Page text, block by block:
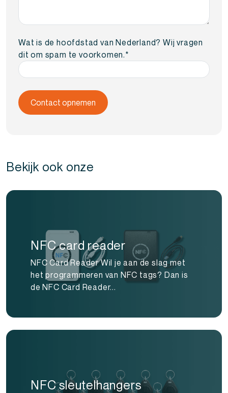
Wat is de hoofdstad van Nederland? Wij vragen
dit om spam te voorkomen.*
Bekijk ook onze
NFC card reader
NFC Card Reader Wil je aan de slag met
het programmeren van NFC tags? Dan is
de NFC Card Reader...
NFC sleutelhangers